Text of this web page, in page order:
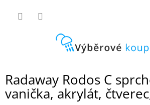
Radaway Rodos C
vanička, akrylát,